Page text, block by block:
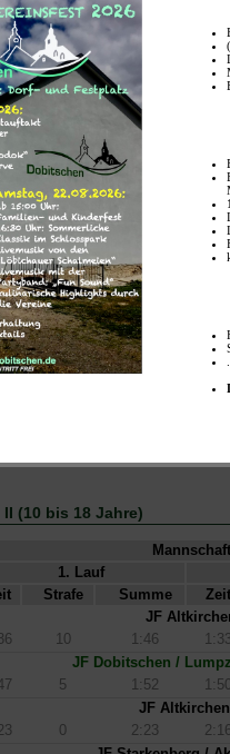
(6 bis 9 Jahre)
1. Lauf
Strafe Summe
JF Dobitschen /
0 1:58 10
JF
15
10 2:14
JF Altkirchen
10 2:06 11
JF Dobitschen /
(10 bis 18 Jahre)
Mannschaft
1. Lauf
Strafe Summe Zeit
JF
10 1:46 1:33
JF Dobitschen /
5 1:52
JF Altkirchen
0 2:23 2:16